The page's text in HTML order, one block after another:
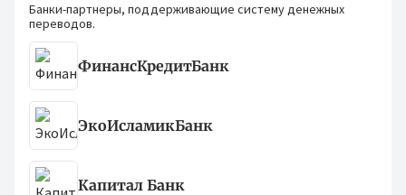
Банки-партнеры, поддерживающие систему денежных
переводов.
ФинансКредитБанк
ЭкоИсламикБанк
Капитал Банк